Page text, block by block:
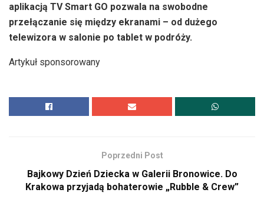
aplikacją TV Smart GO pozwala na swobodne
przełączanie się między ekranami – od dużego
telewizora w salonie po tablet w podróży.
Artykuł sponsorowany
Poprzedni Post
Bajkowy Dzień Dziecka w Galerii Bronowice. Do
Krakowa przyjadą bohaterowie „Rubble & Crew”